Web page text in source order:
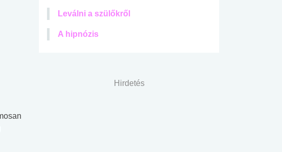
Leválni a szülőkről
A hipnózis
Hirdetés